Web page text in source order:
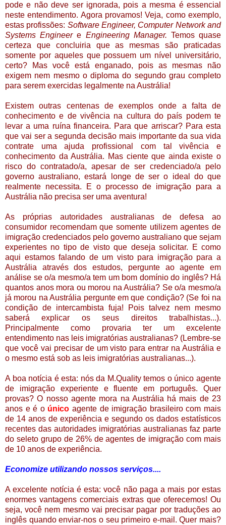
pode e não deve ser ignorada, pois a mesma é essencial
neste entendimento. Agora provamos! Veja, como exemplo,
estas profissões: Software Engineer, Computer Network and
Systems Engineere Engineering Manager. Temos quase
certeza que concluiria que as mesmas são praticadas
somente por aqueles que possuem um nível universitário,
certo? Mas você está enganado, pois as mesmas não
exigem nem mesmo o diploma do segundo grau completo
para serem exercidas legalmente na Austrália!
Existem outras centenas de exemplos onde a falta de
conhecimento e de vivência na cultura do país podem te
levar a uma ruína financeira. Para que arriscar? Para esta
que vai ser a segunda decisão mais importante da sua vida
contrate uma ajuda profissional com tal vivência e
conhecimento da Austrália. Mas ciente que ainda existe o
risco do contratado/a, apesar de ser credenciado/a pelo
governo australiano, estará longe de ser o ideal do que
realmente necessita. E o processo de imigração para a
Austrália não precisa ser uma aventura!
As próprias autoridades australianas de defesa ao
consumidor recomendam que somente utilizem agentes de
imigração credenciados pelo governo australiano que sejam
experientes no tipo de visto que deseja solicitar. E como
aqui estamos falando de um visto para imigração para a
Austrália através dos estudos, pergunte ao agente em
análise se o/a mesmo/a tem um bom domínio do inglês? Há
quantos anos mora ou morou naAustrália? Se o/a mesmo/a
já morou na Austrália pergunte em que condição? (Se foi na
condição de intercambista fuja! Pois talvez nem mesmo
saberá explicar os seus direitos trabalhistas...).
Principalmente como provaria ter um excelente
entendimento nas leis imigratórias australianas? (Lembre-se
que você vai precisar de um visto para entrar naAustrália e
o mesmo está sob as leis imigratórias australianas...).
A boa notícia é esta: nós da M.Quality temos o único agente
de imigração experiente e fluente em português. Quer
provas? O nosso agente mora na Austrália há mais de 23
anos e é o único agente de imigração brasileiro com mais
de 14 anos de experiência e segundo os dados estatísticos
recentes das autoridades imigratórias australianas faz parte
do seleto grupo de 26% de agentes de imigração com mais
de 10 anos de experiência.
Economize utilizando nossos serviços....
A excelente notícia é esta: você não paga a mais por estas
enormes vantagens comerciais extras que oferecemos! Ou
seja, você nem mesmo vai precisar pagar por traduções ao
inglês quando enviar-nos o seu primeiro e-mail. Quer mais?